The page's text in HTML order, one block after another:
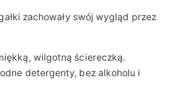
zachowały swój wygląd przez
wilgotną ściereczką.
detergenty, bez alkoholu i